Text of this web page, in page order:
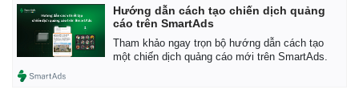
Hướng dẫn cách tạo chiến dịch quảng
cáo trên SmartAds
Tham khảo ngay trọn bộ hướng dẫn cách tạo
một chiến dịch quảng cáo mới trên SmartAds.